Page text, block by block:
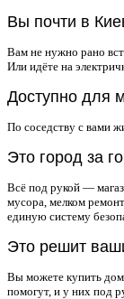
Вы почти в
Вам не нужно рано
Или идёте на
Доступно для
По соседству с вами
Это город за
Всё под рукой —
мусора, мелком
единую систему
Это решит
Вы можете купить дом
помогут, и у них под